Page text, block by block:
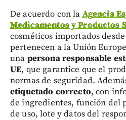
De acuerdo con la Agencia
Medicamentos y Productos
cosméticos importados
pertenecen a la Unión
una persona responsable
UE, que garantice que el
normas de seguridad.
etiquetado correcto, con
de ingredientes, función del
de uso, lote y datos del